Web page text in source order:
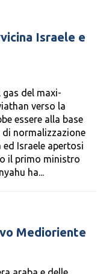
Israele e
del maxi-
verso la
essere alla base
di normalizzazione
Israele apertosi
il primo ministro
ha...
Medioriente